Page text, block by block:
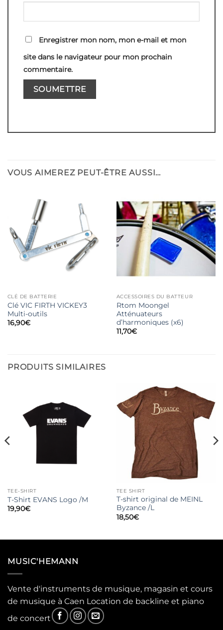
Enregistrer mon nom, mon e-mail et mon
site dans le navigateur pour mon prochain
commentaire.
VOUS AIMEREZ PEUT-ÊTRE AUSSI…
CLÉ DE BATTERIE
Clé VIC FIRTH VICKEY3
Multi-outils
16,90€
ACCESSOIRES DU BATTEUR
Rtom Moongel
Atténuateurs
d’harmoniques (x6)
11,70€
PRODUITS SIMILAIRES
TEE-SHIRT
T-Shirt EVANS Logo /M
19,90€
TEE SHIRT
T-shirt original de MEINL
Byzance /L
18,50€
MUSIC'HEMANN
Vente d'instruments de musique, magasin et cours
de musique à Caen Location de backline et piano
de concert